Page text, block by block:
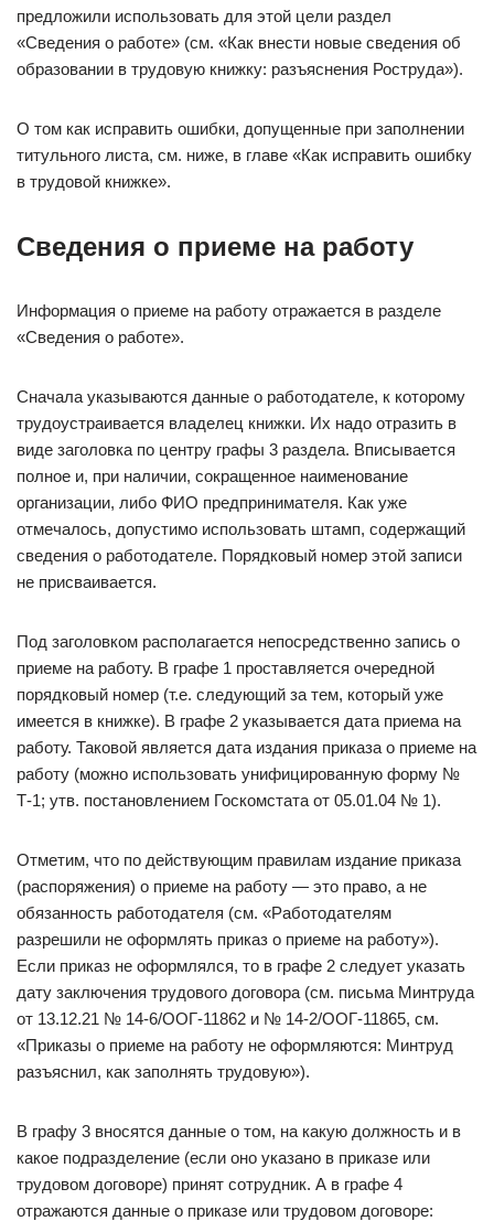
предложили использовать для этой цели раздел
«Сведения о работе» (см. «Как внести новые сведения об
образовании в трудовую книжку: разъяснения Роструда»).
О том как исправить ошибки, допущенные при заполнении
титульного листа, см. ниже, в главе «Как исправить ошибку
в трудовой книжке».
Сведения о приеме на работу
Информация о приеме на работу отражается в разделе
«Сведения о работе».
Сначала указываются данные о работодателе, к которому
трудоустраивается владелец книжки. Их надо отразить в
виде заголовка по центру графы 3 раздела. Вписывается
полное и, при наличии, сокращенное наименование
организации, либо ФИО предпринимателя. Как уже
отмечалось, допустимо использовать штамп, содержащий
сведения о работодателе. Порядковый номер этой записи
не присваивается.
Под заголовком располагается непосредственно запись о
приеме на работу. В графе 1 проставляется очередной
порядковый номер (т.е. следующий за тем, который уже
имеется в книжке). В графе 2 указывается дата приема на
работу. Таковой является дата издания приказа о приеме на
работу (можно использовать унифицированную форму №
Т-1; утв. постановлением Госкомстата от 05.01.04 № 1).
Отметим, что по действующим правилам издание приказа
(распоряжения) о приеме на работу — это право, а не
обязанность работодателя (см. «Работодателям
разрешили не оформлять приказ о приеме на работу»).
Если приказ не оформлялся, то в графе 2 следует указать
дату заключения трудового договора (см. письма Минтруда
от 13.12.21 № 14-6/ООГ-11862 и № 14-2/ООГ-11865, см.
«Приказы о приеме на работу не оформляются: Минтруд
разъяснил, как заполнять трудовую»).
В графу 3 вносятся данные о том, на какую должность и в
какое подразделение (если оно указано в приказе или
трудовом договоре) принят сотрудник. А в графе 4
отражаются данные о приказе или трудовом договоре: